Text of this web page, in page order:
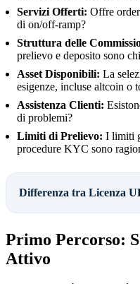
Servizi Offerti: Offre
di on/off-ramp?
Struttura delle
prelievo e deposito sono
Asset Disponibili: La
esigenze, incluse altcoin o
Assistenza Clienti:
di problemi?
Limiti di Prelievo: I limiti
procedure KYC sono
Differenza tra Licenza
Primo Percorso:
Attivo